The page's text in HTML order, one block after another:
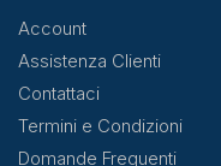
Account
Assistenza Clienti
Contattaci
Termini e Condizioni
Domande Frequenti